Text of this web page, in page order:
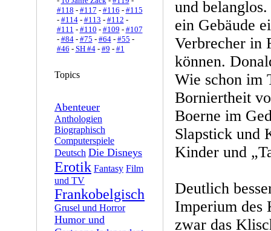
#118 - #117 - #116 - #115
- #114- #113 - #112 -
#111 - #110 - #109 - #107
- #84- #75 - #64- #55 -
#46 - SH #4- #9 - #1
Topics
Abenteuer
Anthologien
Biographisch
Computerspiele
Deutsch Die Disneys
Erotik Fantasy Film
und TV
Frankobelgisch
Grusel und Horror
Humor und
und
ein Gebäude
Verbrecher in
können.
Wie schon im
Borniertheit
Boerne im
Slapstick und
Kinder und
Deutlich
Imperium des
zwar das